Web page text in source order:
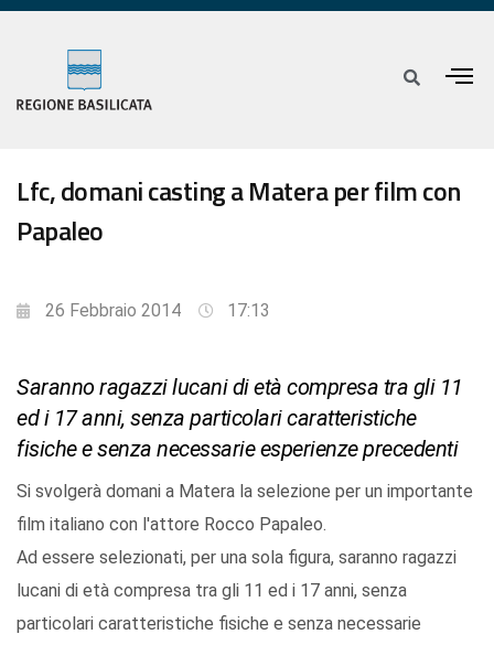
Lfc, domani casting a Matera per film con
Papaleo
26 Febbraio 2014 17:13
Saranno ragazzi lucani di età compresa tra gli 11
ed i 17 anni, senza particolari caratteristiche
fisiche e senza necessarie esperienze precedenti
Si svolgerà domani a Matera la selezione per un importante
film italiano con l'attore Rocco Papaleo.
Ad essere selezionati, per una sola figura, saranno ragazzi
lucani di età compresa tra gli 11 ed i 17 anni, senza
particolari caratteristiche fisiche e senza necessarie